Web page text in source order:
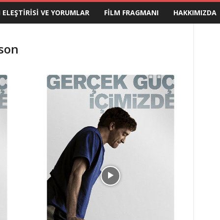
ELEŞTIRISI VE YORUMLAR FILM FRAGMANI HAKKIMIZDA